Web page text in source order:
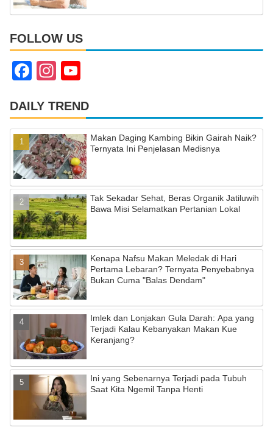
FOLLOW US
F
c
e
b
o
o
k
In
a
gr
a
m
u
T
u
b
e
C
h
a
n
n
el
DAILY TREND
Makan Daging Kambing Bikin Gairah Naik?
Ternyata Ini Penjelasan Medisnya
Tak Sekadar Sehat, Beras Organik Jatiluwih
Bawa Misi Selamatkan Pertanian Lokal
Kenapa Nafsu Makan Meledak di Hari
Pertama Lebaran? Ternyata Penyebabnya
Bukan Cuma "Balas Dendam"
Imlek dan Lonjakan Gula Darah: Apa yang
Terjadi Kalau Kebanyakan Makan Kue
Keranjang?
Ini yang Sebenarnya Terjadi pada Tubuh
Saat Kita Ngemil Tanpa Henti